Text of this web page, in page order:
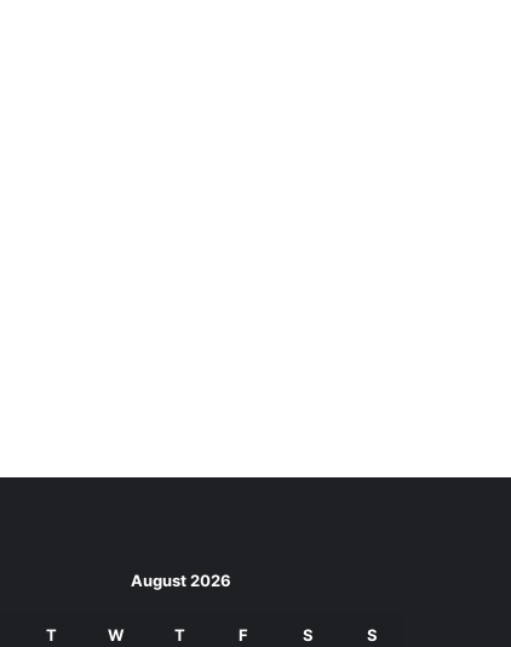
August 2026
T W T F S S